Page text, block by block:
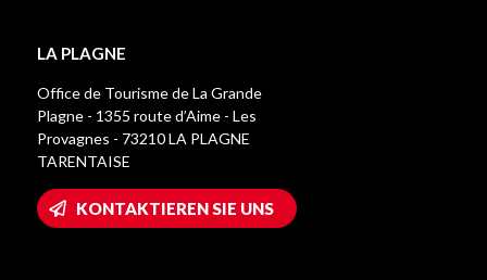
LA PLAGNE
Office de Tourisme de La Grande
Plagne - 1355 route d’Aime - Les
Provagnes - 73210 LA PLAGNE
TARENTAISE
KONTAKTIEREN SIE UNS